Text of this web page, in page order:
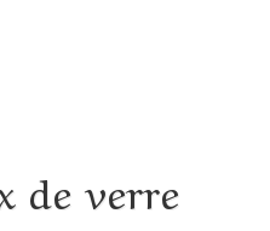
de verre